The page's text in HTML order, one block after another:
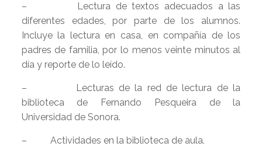
– Lectura de textos adecuados a las
diferentes edades, por parte de los alumnos.
Incluye la lectura en casa, en compañía de los
padres de familia, por lo menos veinte minutos al
día y reporte de lo leído.
– Lecturas de la red de lectura de la
biblioteca de Fernando Pesqueira de la
Universidad de Sonora.
– Actividades en la biblioteca de aula.